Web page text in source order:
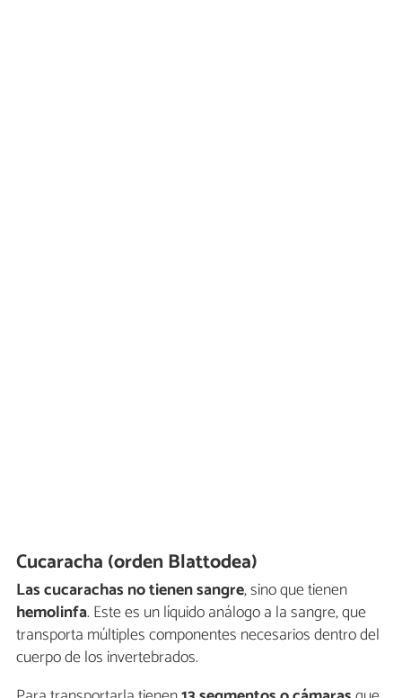
Cucaracha (orden Blattodea)
Las cucarachas no tienen sangre, sino que tienen
hemolinfa. Este es un líquido análogo a la sangre, que
transporta múltiples componentes necesarios dentro del
cuerpo de los invertebrados.